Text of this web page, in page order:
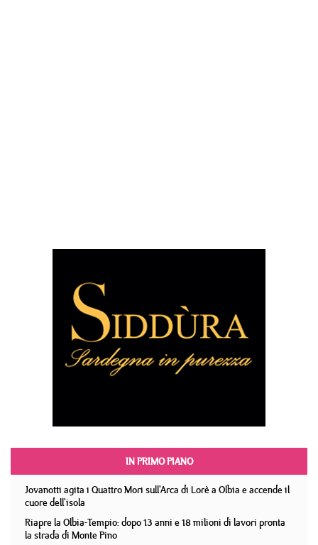
IN PRIMO PIANO
Jovanotti agita i Quattro Mori sull'Arca di Lorè a Olbia e accende il
cuore dell'isola
Riapre la Olbia-Tempio: dopo 13 anni e 18 milioni di lavori pronta
la strada di Monte Pino